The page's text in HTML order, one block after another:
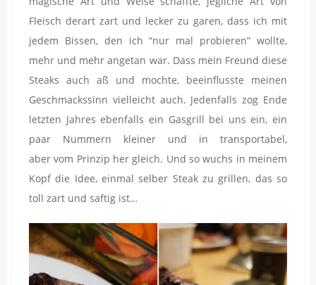
Fleisch derart zart und lecker zu garen, dass ich mit
jedem Bissen, den ich “nur mal probieren” wollte,
mehr und mehr angetan war. Dass mein Freund diese
Steaks auch aß und mochte, beeinflusste meinen
Geschmackssinn vielleicht auch. Jedenfalls zog Ende
letzten Jahres ebenfalls ein Gasgrill bei uns ein, ein
paar Nummern kleiner und in transportabel,
aber vom Prinzip her gleich. Und so wuchs in meinem
Kopf die Idee, einmal selber Steak zu grillen, das so
toll zart und saftig ist…